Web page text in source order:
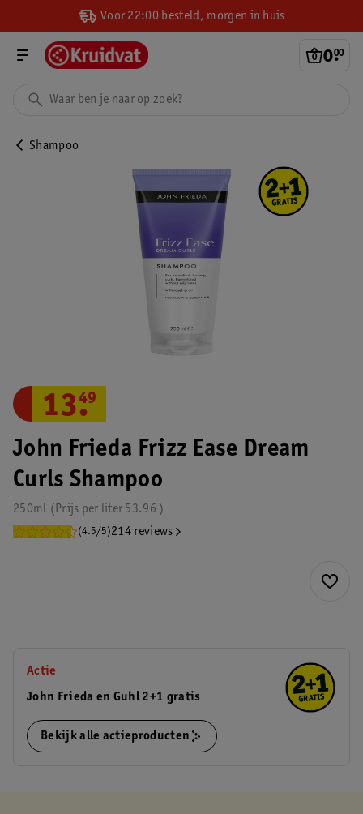
Voor 22:00 besteld, morgen in huis
0.
00
Shampoo
John Frieda Frizz Ease Dream
Curls Shampoo
250ml 53.96
Prijs per liter
(4.5/5)214 reviews
13.
49
Actie
John Frieda en Guhl 2+1 gratis
Bekijk alle actieproducten